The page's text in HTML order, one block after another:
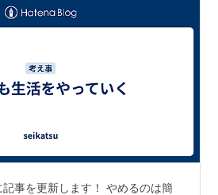
事を更新します！ やめるのは簡